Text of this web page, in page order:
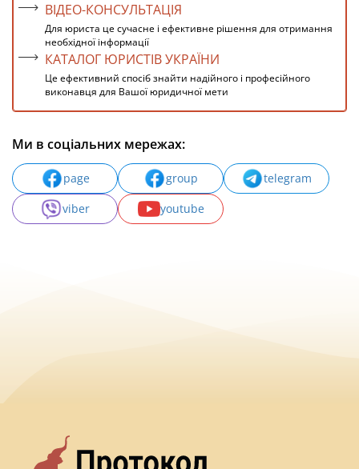
ВІДЕО-КОНСУЛЬТАЦІЯ
Для юриста це сучасне і ефективне рішення для отримання
необхідної інформації
КАТАЛОГ ЮРИСТІВ УКРАЇНИ
Це ефективний спосіб знайти надійного і професійного
виконавця для Вашої юридичної мети
Ми в соціальних мережах:
page group
telegram
viber
youtube